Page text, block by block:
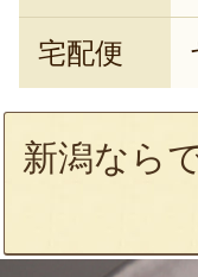
宅配便
新潟なら